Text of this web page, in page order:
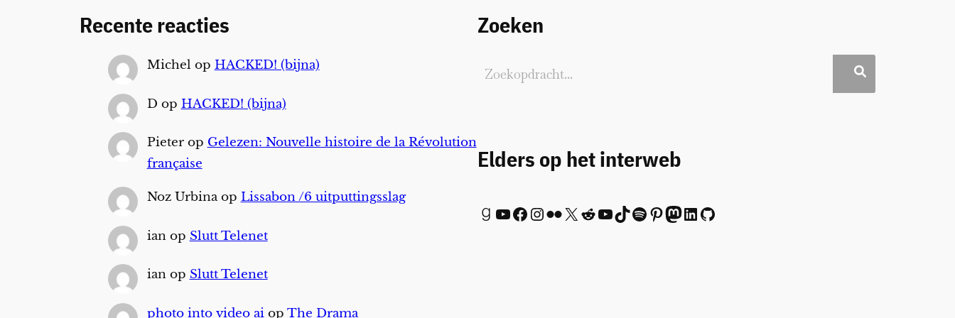
Recente reacties
Michel op HACKED! (bijna)
D op HACKED! (bijna)
Pieterop Gelezen: Nouvelle histoire de la Révolution
française
Noz Urbinaop Lissabon /6 uitputtingsslag
ianop Slutt Telenet
ianop Slutt Telenet
photo into video aiop The Drama
Zoeken
Elders op het interweb
Goodreads YouTube Facebook InstagramFlickr X Reddit YouTube TikTok Spotify Pinterest Mastodon LinkedIn GitHub